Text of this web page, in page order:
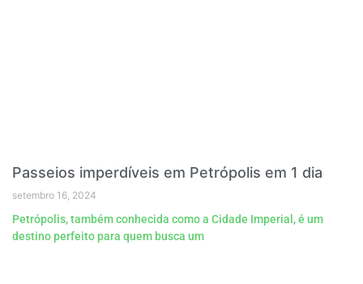
Passeios imperdíveis em Petrópolis em 1 dia
setembro 16, 2024
Petrópolis, também conhecida como a Cidade Imperial, é um
destino perfeito para quem busca um